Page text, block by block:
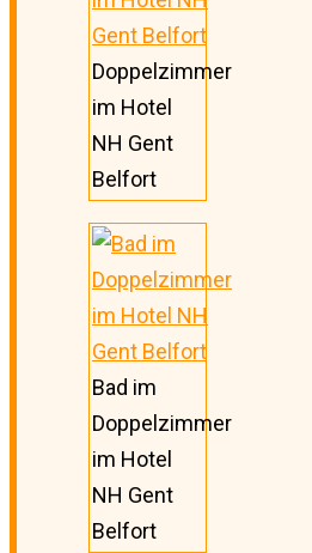
Doppelzimmer
im Hotel
NH Gent
Belfort
Bad im
Doppelzimmer
im Hotel
NH Gent
Belfort